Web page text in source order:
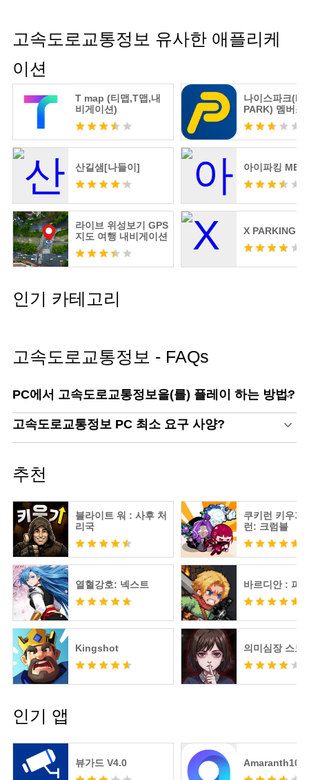
고속도로교통정보 유사한 애플리케
이션
T map (티맵,T맵,내
비게이션)
나이스파크
PARK) 멤버스
산길샘[나들이] 아이파킹
라이브 위성보기 GPS
지도 여행 내비게이션
X PARKING
인기 카테고리
고속도로교통정보 - FAQs
PC에서 고속도로교통정보을(를) 플레이 하는 방법?
고속도로교통정보 PC 최소 요구 사양?
추천
블라이트 워 : 사후 처
리국
쿠키런 키우기
런: 크럼블
열혈강호: 넥스트 바르디안 : 피
Kingshot 의미심장 스토
인기 앱
뷰가드 V4.0 Amaranth10